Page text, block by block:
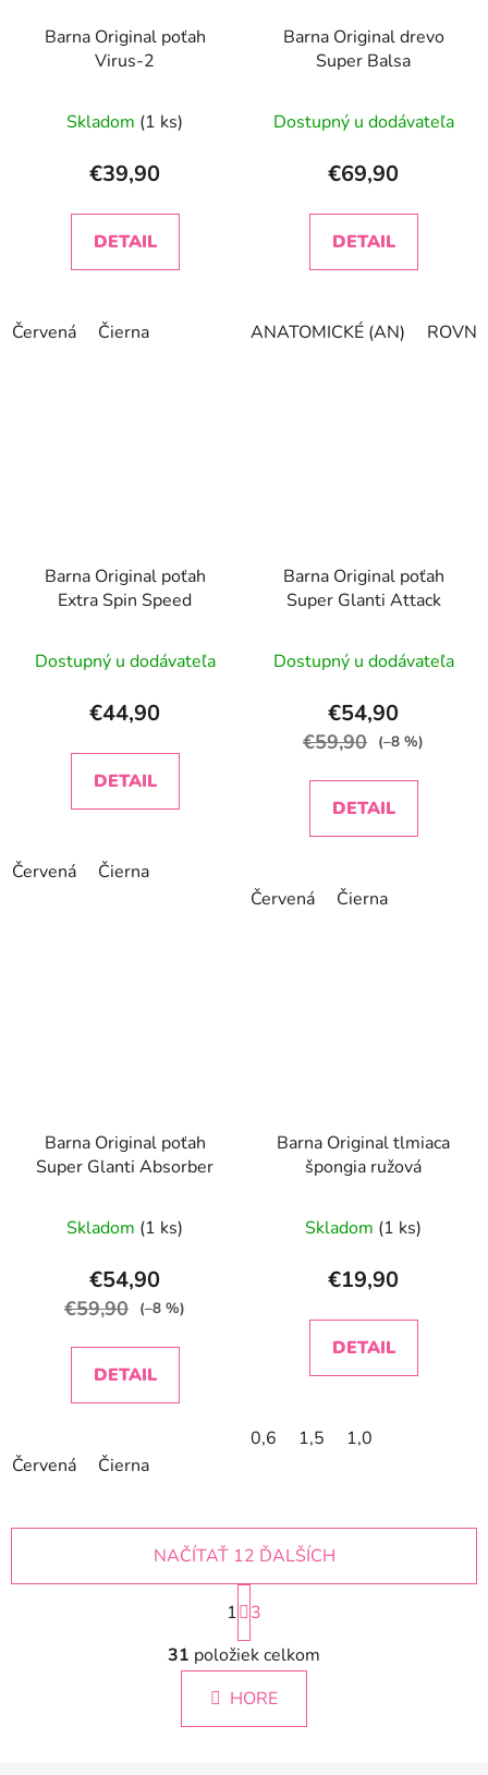
Barna Original poťah
Virus-2
Skladom (1 ks)
€39,90
DETAIL
Červená Čierna
Barna Original drevo
Super Balsa
Dostupný u dodávateľa
€69,90
DETAIL
ANATOMICKÉ (AN)
Barna Original poťah
Extra Spin Speed
Dostupný u dodávateľa
€44,90
DETAIL
Červená Čierna
Barna Original poťah
Super Glanti Attack
Dostupný u dodávateľa
€54,90
€59,90 (–8 %)
DETAIL
Červená Čierna
Barna Original poťah
Super Glanti Absorber
Skladom (1 ks)
€54,90
€59,90 (–8 %)
DETAIL
Červená Čierna
Barna Original tlmiaca
špongia ružová
Skladom (1 ks)
€19,90
DETAIL
0,6 1,5 1,0
O
v
l
á
d
NAČÍTAŤ 12 ĎALŠÍCH
S
t
r
á
n
k
1
3
31 položiek celkom
HORE